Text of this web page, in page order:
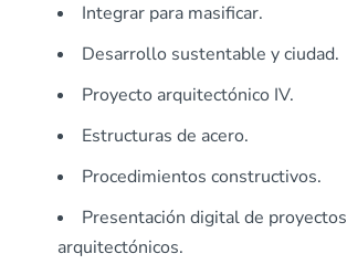
Integrar para masificar.
Desarrollo sustentable y ciudad.
Proyecto arquitectónico IV.
Estructuras de acero.
Procedimientos constructivos.
Presentación digital de proyectos
arquitectónicos.